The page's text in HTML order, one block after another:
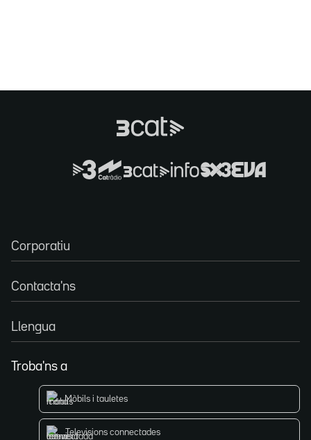
Corporatiu
Contacta'ns
Llengua
Troba'ns a
Mòbils i tauletes
Televisions connectades